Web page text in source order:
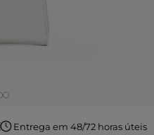
Entrega em 48/72 horas úteis